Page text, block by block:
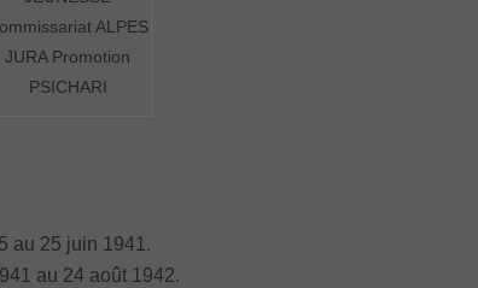
ALPES
JURA Promotion
PSICHARI
au 25 juin 1941.
au 24 août 1942.